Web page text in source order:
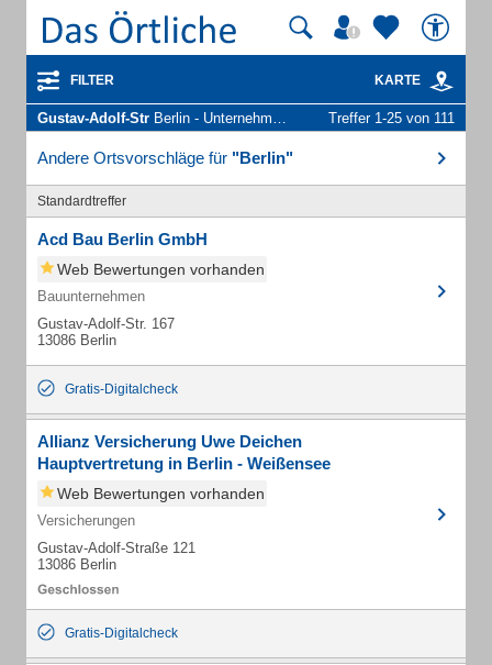
FILTER KARTE
Gustav-Adolf-Str Berlin - Unternehmen und Personen Treffer 1-25 von 111
Andere Ortsvorschläge für "Berlin"
Standardtreffer
Acd Bau Berlin GmbH
Web Bewertungen vorhanden
Bauunternehmen
Gustav-Adolf-Str. 167
13086 Berlin
Gratis-Digitalcheck
Allianz Versicherung Uwe Deichen
Hauptvertretung in Berlin - Weißensee
Web Bewertungen vorhanden
Versicherungen
Gustav-Adolf-Straße 121
13086 Berlin
Gratis-Digitalcheck